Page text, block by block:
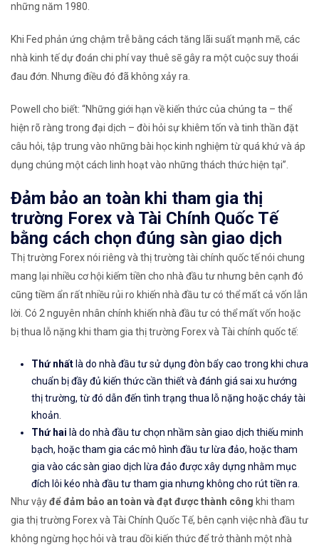
những năm 1980.
Khi Fed phản ứng chậm trễ bằng cách tăng lãi suất mạnh mẽ, các
nhà kinh tế dự đoán chi phí vay thuê sẽ gây ra một cuộc suy thoái
đau đớn. Nhưng điều đó đã không xảy ra.
Powell cho biết: “Những giới hạn về kiến ​​thức của chúng ta – thể
hiện rõ ràng trong đại dịch – đòi hỏi sự khiêm tốn và tinh thần đặt
câu hỏi, tập trung vào những bài học kinh nghiệm từ quá khứ và áp
dụng chúng một cách linh hoạt vào những thách thức hiện tại”.
Đảm bảo an toàn khi tham gia thị
trường Forex và Tài Chính Quốc Tế
bằng cách chọn đúng sàn giao dịch
Thị trường Forex nói riêng và thị trường tài chính quốc tế nói chung
mang lại nhiều cơ hội kiếm tiền cho nhà đầu tư nhưng bên cạnh đó
cũng tiềm ẩn rất nhiều rủi ro khiến nhà đầu tư có thể mất cả vốn lẫn
lời. Có 2 nguyên nhân chính khiến nhà đầu tư có thể mất vốn hoặc
bị thua lỗ nặng khi tham gia thị trường Forex và Tài chính quốc tế:
Thứ nhất là do nhà đầu tư sử dụng đòn bẩy cao trong khi chưa
chuẩn bị đầy đủ kiến thức cần thiết và đánh giá sai xu hướng
thị trường, từ đó dẫn đến tình trạng thua lỗ nặng hoặc cháy tài
khoản.
Thứ hai là do nhà đầu tư chọn nhầm sàn giao dịch thiếu minh
bạch, hoặc tham gia các mô hình đầu tư lừa đảo, hoặc tham
gia vào các sàn giao dịch lừa đảo được xây dựng nhằm mục
đích lôi kéo nhà đầu tư tham gia nhưng không cho rút tiền ra.
Như vậyđể đảm bảo an toàn và đạt được thành công khi tham
gia thị trường Forex và Tài Chính Quốc Tế, bên cạnh việc nhà đầu tư
không ngừng học hỏi và trau dồi kiến thức để trở thành một nhà